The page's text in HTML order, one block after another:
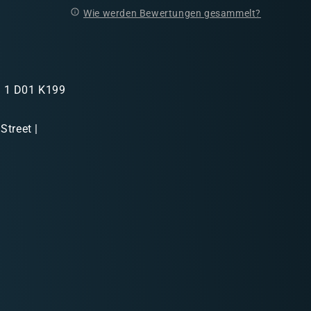
Wie werden Bewertungen gesammelt?
D01 K199
|